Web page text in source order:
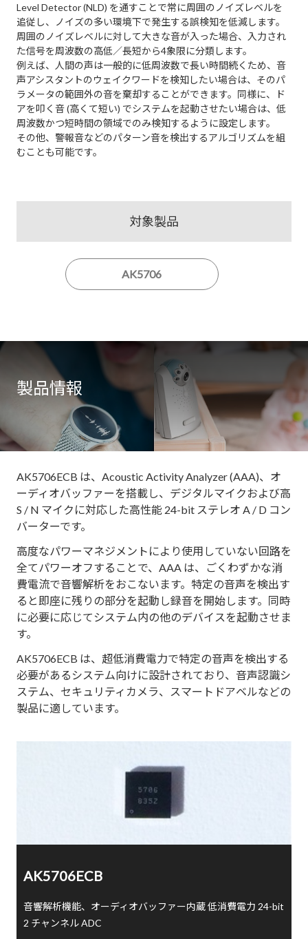
Level Detector (NLD) を通すことで常に周囲のノイズレベルを
追従し、ノイズの多い環境下で発生する誤検知を低減します。
周囲のノイズレベルに対して大きな音が入った場合、入力され
た信号を周波数の高低／長短から4象限に分類します。
例えば、人間の声は一般的に低周波数で長い時間続くため、音
声アシスタントのウェイクワードを検知したい場合は、そのパ
ラメータの範囲外の音を棄却することができます。同様に、ド
アを叩く音 (高くて短い) でシステムを起動させたい場合は、低
周波数かつ短時間の領域でのみ検知するように設定します。
その他、警報音などのパターン音を検出するアルゴリズムを組
むことも可能です。
対象製品
AK5706
製品情報
AK5706ECB は、Acoustic Activity Analyzer (AAA)、オ
ーディオバッファーを搭載し、デジタルマイクおよび高
S / N マイクに対応した高性能 24-bit ステレオ A / D コン
バーターです。
高度なパワーマネジメントにより使用していない回路を
全てパワーオフすることで、AAA は、ごくわずかな消
費電流で音響解析をおこないます。特定の音声を検出す
ると即座に残りの部分を起動し録音を開始します。同時
に必要に応じてシステム内の他のデバイスを起動させま
す。
AK5706ECB は、超低消費電力で特定の音声を検出する
必要があるシステム向けに設計されており、音声認識シ
ステム、セキュリティカメラ、スマートドアベルなどの
製品に適しています。
AK5706ECB
音響解析機能、オーディオバッファー内蔵 低消費電力 24-bit
2 チャンネル ADC